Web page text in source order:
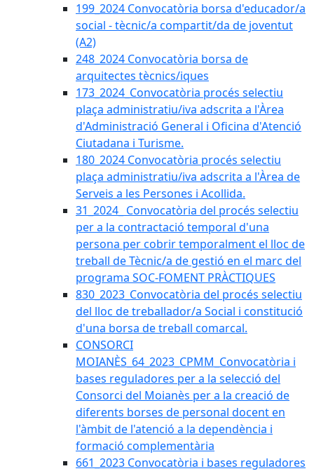
199_2024 Convocatòria borsa d'educador/a
social - tècnic/a compartit/da de joventut
(A2)
248_2024 Convocatòria borsa de
arquitectes tècnics/iques
173_2024_Convocatòria procés selectiu
plaça administratiu/iva adscrita a l'Àrea
d'Administració General i Oficina d'Atenció
Ciutadana i Turisme.
180_2024 Convocatòria procés selectiu
plaça administratiu/iva adscrita a l'Àrea de
Serveis a les Persones i Acollida.
31_2024_ Convocatòria del procés selectiu
per a la contractació temporal d'una
persona per cobrir temporalment el lloc de
treball de Tècnic/a de gestió en el marc del
programa SOC-FOMENT PRÀCTIQUES
830_2023_Convocatòria del procés selectiu
del lloc de treballador/a Social i constitució
d'una borsa de treball comarcal.
CONSORCI
MOIANÈS_64_2023_CPMM_Convocatòria i
bases reguladores per a la selecció del
Consorci del Moianès per a la creació de
diferents borses de personal docent en
l'àmbit de l'atenció a la dependència i
formació complementària
661_2023 Convocatòria i bases reguladores